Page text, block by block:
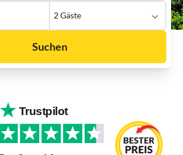
2 Gäste
Suchen